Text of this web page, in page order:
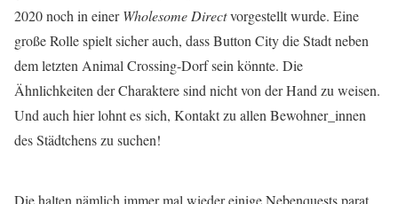
2020 noch in einerWholesome Directvorgestellt wurde. Eine
große Rolle spielt sicher auch, dass Button City die Stadt neben
dem letzten Animal Crossing-Dorf sein könnte. Die
Ähnlichkeiten der Charaktere sind nicht von der Hand zu weisen.
Und auch hier lohnt es sich, Kontakt zu allen Bewohner_innen
des Städtchens zu suchen!
Die halten nämlich immer mal wieder einige Nebenquests parat,